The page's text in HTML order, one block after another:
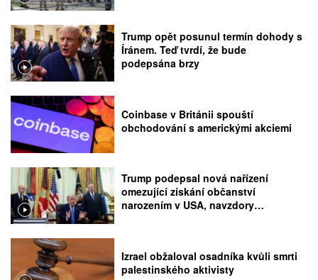
Trump opět posunul termín dohody s
Íránem. Teď tvrdí, že bude
podepsána brzy
Coinbase v Británii spouští
obchodování s americkými akciemi
Trump podepsal nová nařízení
omezující získání občanství
narozením v USA, navzdory
Izrael obžaloval osadníka kvůli smrti
palestinského aktivisty